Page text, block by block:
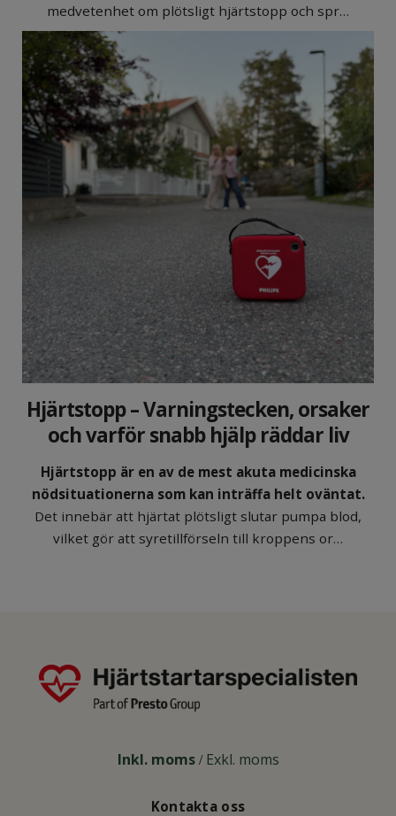
medvetenhet om plötsligt hjärtstopp och spr…
Hjärtstopp – Varningstecken, orsaker
och varför snabb hjälp räddar liv
Hjärtstopp är en av de mest akuta medicinska
nödsituationerna som kan inträffa helt oväntat.
Det innebär att hjärtat plötsligt slutar pumpa blod,
vilket gör att syretillförseln till kroppens or…
Inkl. moms/ Exkl. moms
Kontakta oss